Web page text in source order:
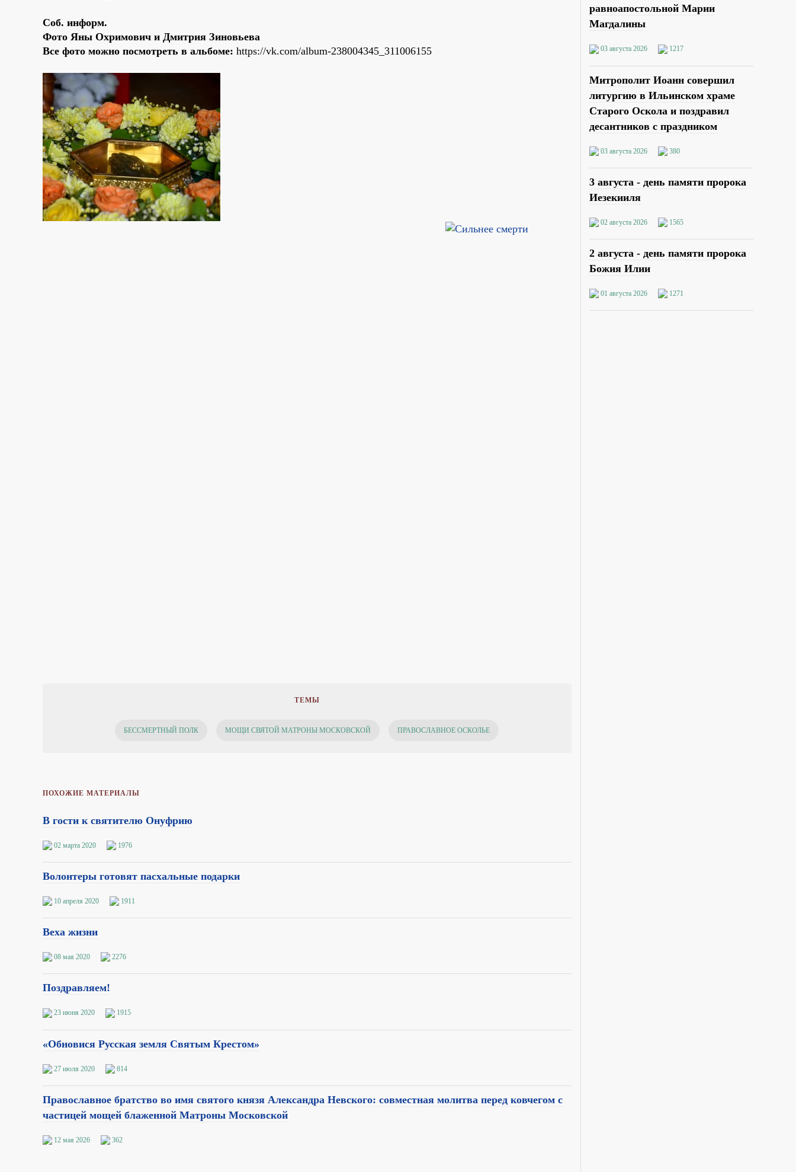
Соб. информ.
Фото Яны Охримович и Дмитрия Зиновьева
Все фото можно посмотреть в альбоме: https://vk.com/album-238004345_311006155
ТЕМЫ
БЕССМЕРТНЫЙ ПОЛК МОЩИ СВЯТОЙ МАТРОНЫ МОСКОВСКОЙ ПРАВОСЛАВНОЕ ОСКОЛЬЕ
ПОХОЖИЕ МАТЕРИАЛЫ
В гости к святителю Онуфрию
02 марта 2020 1976
Волонтеры готовят пасхальные подарки
10 апреля 2020 1911
Веха жизни
08 мая 2020 2276
Поздравляем!
23 июня 2020 1915
«Обновися Русская земля Святым Крестом»
27 июля 2020 814
Православное братство во имя святого князя Александра Невского: совместная молитва перед ковчегом с
частицей мощей блаженной Матроны Московской
12 мая 2026 362
равноапостольной Марии
Магдалины
03 августа 2026 1217
Митрополит Иоанн совершил
литургию в Ильинском храме
Старого Оскола и поздравил
десантников с праздником
03 августа 2026 380
3 августа - день памяти пророка
Иезекииля
02 августа 2026 1565
2 августа - день памяти пророка
Божия Илии
01 августа 2026 1271